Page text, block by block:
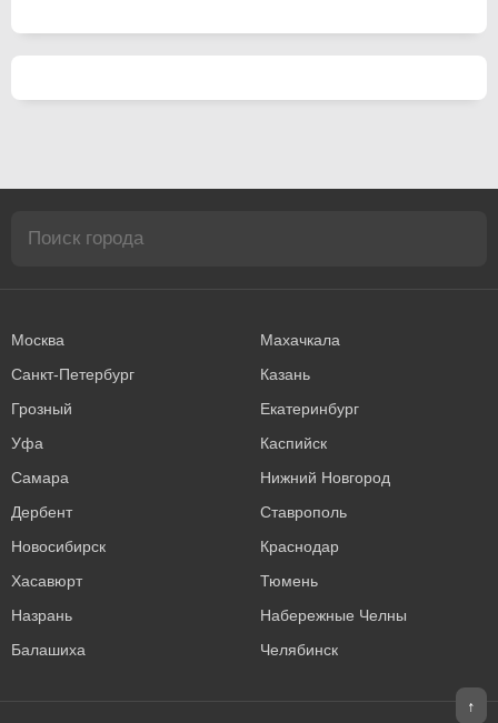
Москва
Махачкала
Санкт-Петербург
Казань
Грозный
Екатеринбург
Уфа
Каспийск
Самара
Нижний Новгород
Дербент
Ставрополь
Новосибирск
Краснодар
Хасавюрт
Тюмень
Назрань
Набережные Челны
Балашиха
Челябинск
↑